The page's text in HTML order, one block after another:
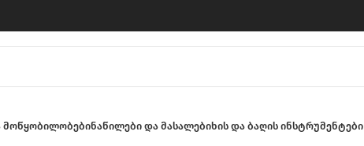
მოწყობილობებინაწილები და მასალებიხის და ბაღის ინსტრუმენტები